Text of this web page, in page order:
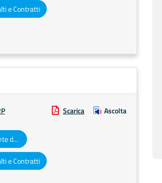
e Contratti
Scarica Ascolta
Decreti e ordinanze del Presidente della Giunta regionale
e Contratti